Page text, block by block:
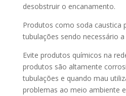
desobstruir o encanamento.
Produtos como soda caustica
tubulações sendo necessário
Evite produtos químicos na
produtos são altamente
tubulações e quando mau
problemas ao meio ambiente